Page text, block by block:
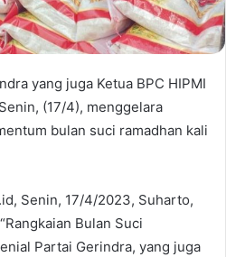
yang juga Ketua BPC HIPMI
(17/4), menggelara
bulan suci ramadhan kali
Senin, 17/4/2023, Suharto,
Bulan Suci
Partai Gerindra, yang juga